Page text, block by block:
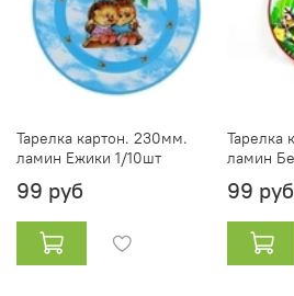
Тарелка картон. 230мм.
ламин Ежики 1/10шт
99 руб
Тарелка
ламин
99 руб